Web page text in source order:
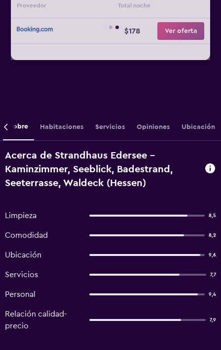
Proveedor Total noche
$178 Ver oferta
Sobre Habitaciones Servicios Opiniones Ubicación
Acerca de Strandhaus Edersee -
Kaminzimmer, Seeblick, Badestrand,
Seeterrasse, Waldeck (Hessen)
Limpieza 8,5
Comodidad 8,2
Ubicación 9,6
Servicios 7,7
Personal 9,4
Relación calidad-
precio
7,9